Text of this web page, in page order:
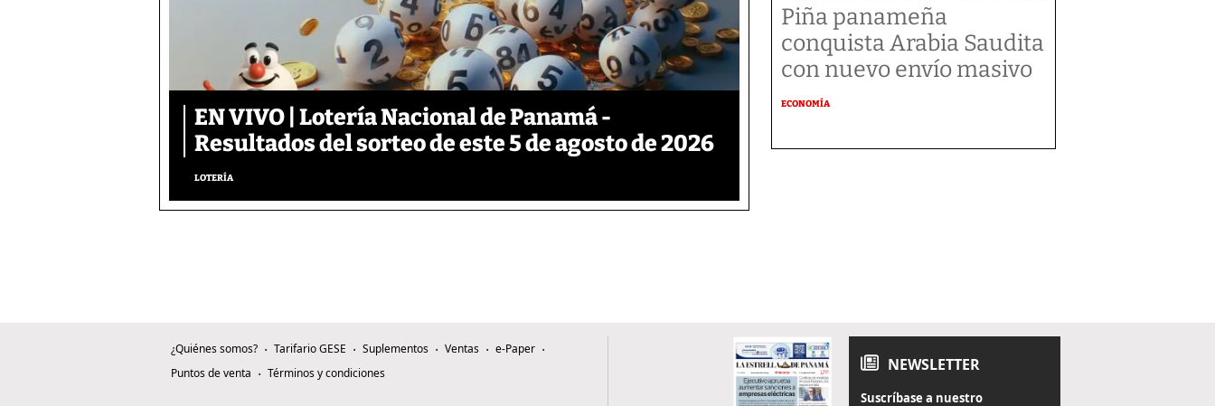
EN VIVO | Lotería Nacional de Panamá -
Resultados del sorteo de este 5 de agosto de 2026
LOTERÍA
Piña panameña
conquista Arabia Saudita
con nuevo envío masivo
ECONOMÍA
¿Quiénes somos? Tarifario GESE Suplementos Ventas
e-Paper
Puntos de venta
Términos y condiciones NEWSLETTER
Suscríbase a nuestro